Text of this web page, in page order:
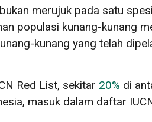
merujuk pada satu
populasi kunang-kunang
kunang yang telah
Red List, sekitar 20% di
masuk dalam daftar